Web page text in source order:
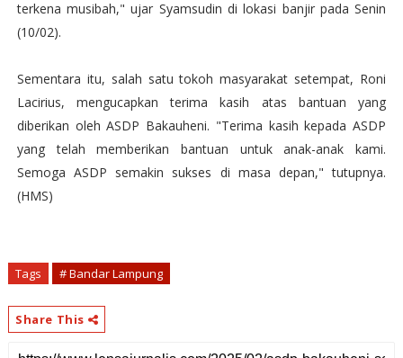
terkena musibah," ujar Syamsudin di lokasi banjir pada Senin
(10/02).
Sementara itu, salah satu tokoh masyarakat setempat, Roni
Lacirius, mengucapkan terima kasih atas bantuan yang
diberikan oleh ASDP Bakauheni. "Terima kasih kepada ASDP
yang telah memberikan bantuan untuk anak-anak kami.
Semoga ASDP semakin sukses di masa depan," tutupnya.
(HMS)
Tags # Bandar Lampung
Share This